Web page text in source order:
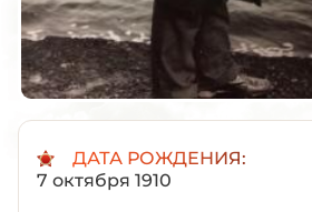
ДАТА РОЖДЕНИЯ:
7 октября 1910